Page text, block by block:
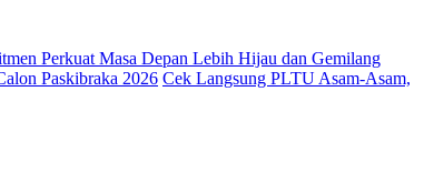
Perkuat Masa Depan Lebih Hijau dan Gemilang
Paskibraka 2026 Cek Langsung PLTU Asam-Asam,